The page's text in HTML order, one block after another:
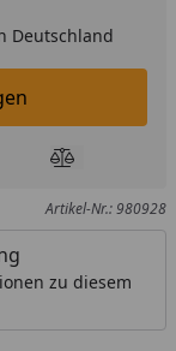
Deutschland
legen
Produkt
Artikel-Nr.: 980928
zu diesem